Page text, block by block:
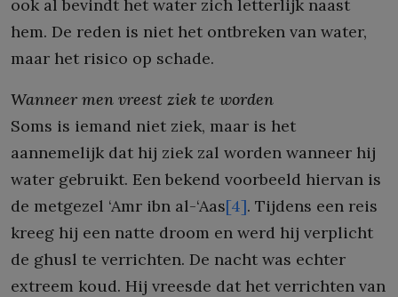
ook al bevindt het water zich letterlijk naast
hem. De reden is niet het ontbreken van water,
maar het risico op schade.
Wanneer men vreest ziek te worden
Soms is iemand niet ziek, maar is het
aannemelijk dat hij ziek zal worden wanneer hij
water gebruikt. Een bekend voorbeeld hiervan is
de metgezel ‘Amr ibn al-‘Aas[4]. Tijdens een reis
kreeg hij een natte droom en werd hij verplicht
de ghusl te verrichten. De nacht was echter
extreem koud. Hij vreesde dat het verrichten van